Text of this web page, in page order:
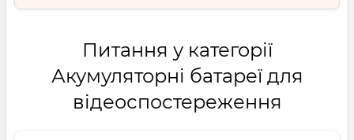
Питання у категорії
Акумуляторні батареї для
відеоспостереження